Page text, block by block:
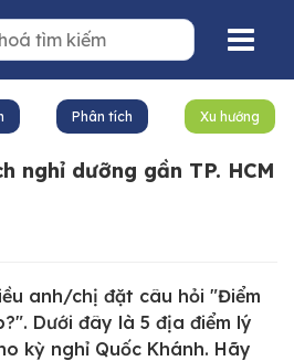
Phân tích Xu hướng
nghỉ dưỡng gần TP. HCM
anh/chị đặt câu hỏi "Điểm
Dưới đây là 5 địa điểm lý
kỳ nghỉ Quốc Khánh. Hãy